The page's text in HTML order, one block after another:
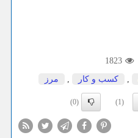
1823
, كسب و كار , مرز
(1)
(0)